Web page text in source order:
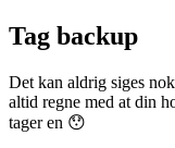
Tag backup
Det kan aldrig siges
altid regne med at din
tager en 😯